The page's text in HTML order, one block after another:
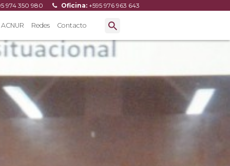
974 350 980 Oficina: +595 976 963 643
ACNUR Redes Contacto